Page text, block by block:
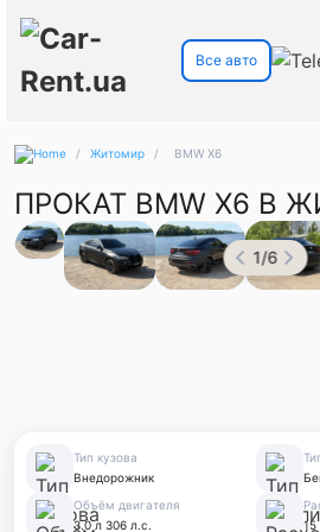
Все авто
/ Житомир / BMW X6
ПРОКАТ BMW X6 В
1/6
Тип кузова
Внедорожник
Объём двигателя
3.0 л 306 л.с.
15